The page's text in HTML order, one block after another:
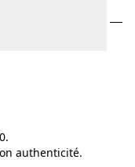
authenticité.